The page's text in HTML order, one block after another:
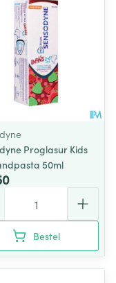
Proglasur Kids
50ml
Bestel